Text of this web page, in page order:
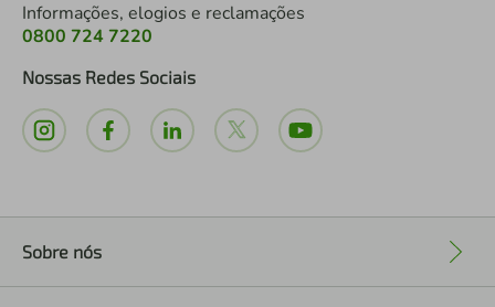
Informações, elogios e reclamações
0800 724 7220
Nossas Redes Sociais
Sobre nós